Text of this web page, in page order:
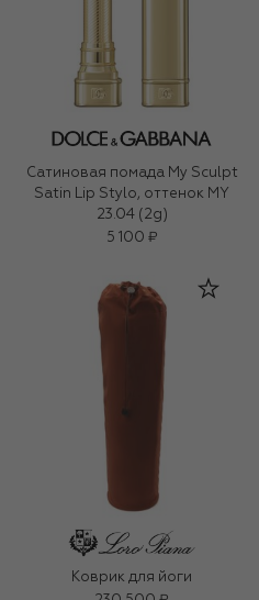
Сатиновая помада My Sculpt
Satin Lip Stylo, оттенок MY
23.04 (2g)
5 100 ₽
Коврик для йоги